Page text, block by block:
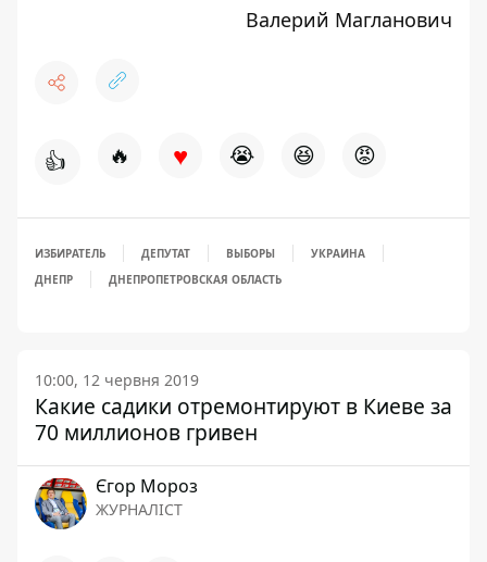
Валерий Магланович
👍 🔥 ♥ 😭 😆 😡
ИЗБИРАТЕЛЬ ДЕПУТАТ ВЫБОРЫ
УКРАИНА
ДНЕПР
ДНЕПРОПЕТРОВСКАЯ ОБЛАСТЬ
10:00, 12 червня 2019
Какие садики отремонтируют в Киеве за
70 миллионов гривен
Єгор Мороз
ЖУРНАЛІСТ